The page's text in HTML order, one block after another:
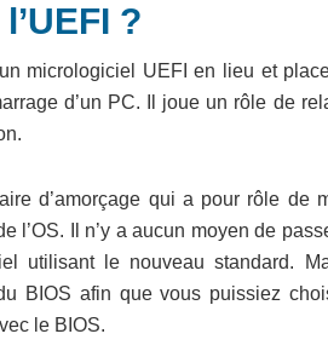
?
micrologiciel UEFI en lieu et
d’un PC. Il joue un rôle de
d’amorçage qui a pour rôle
l’OS. Il n’y a aucun moyen de
utilisant le nouveau standard.
BIOS afin que vous puissiez
le BIOS.